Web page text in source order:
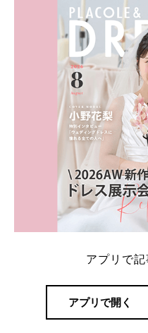
アプリで
アプリで開く